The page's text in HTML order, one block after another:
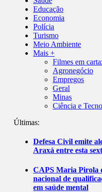
Educação
Economia
Polícia
Turismo
Meio Ambiente
Mais +
Filmes em
Agronegócio
Empregos
Geral
Minas
Ciência e
Últimas:
Defesa Civil emite
Araxá entre esta
CAPS Maria Pirola
nacional de
em saúde mental